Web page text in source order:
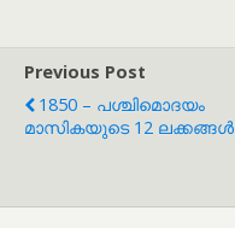
Previous Post
1850 – പശ്ചിമൊദയം
മാസികയുടെ 12 ലക്കങ്ങൾ